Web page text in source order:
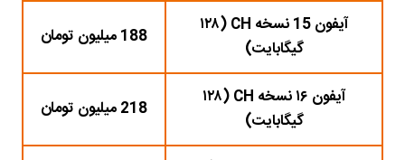
آیفون 15 نسخه CH (۱۲۸
گیگابایت)
188 میلیون تومان
آیفون ۱۶ نسخه CH (۱۲۸
گیگابایت)
218 میلیون تومان